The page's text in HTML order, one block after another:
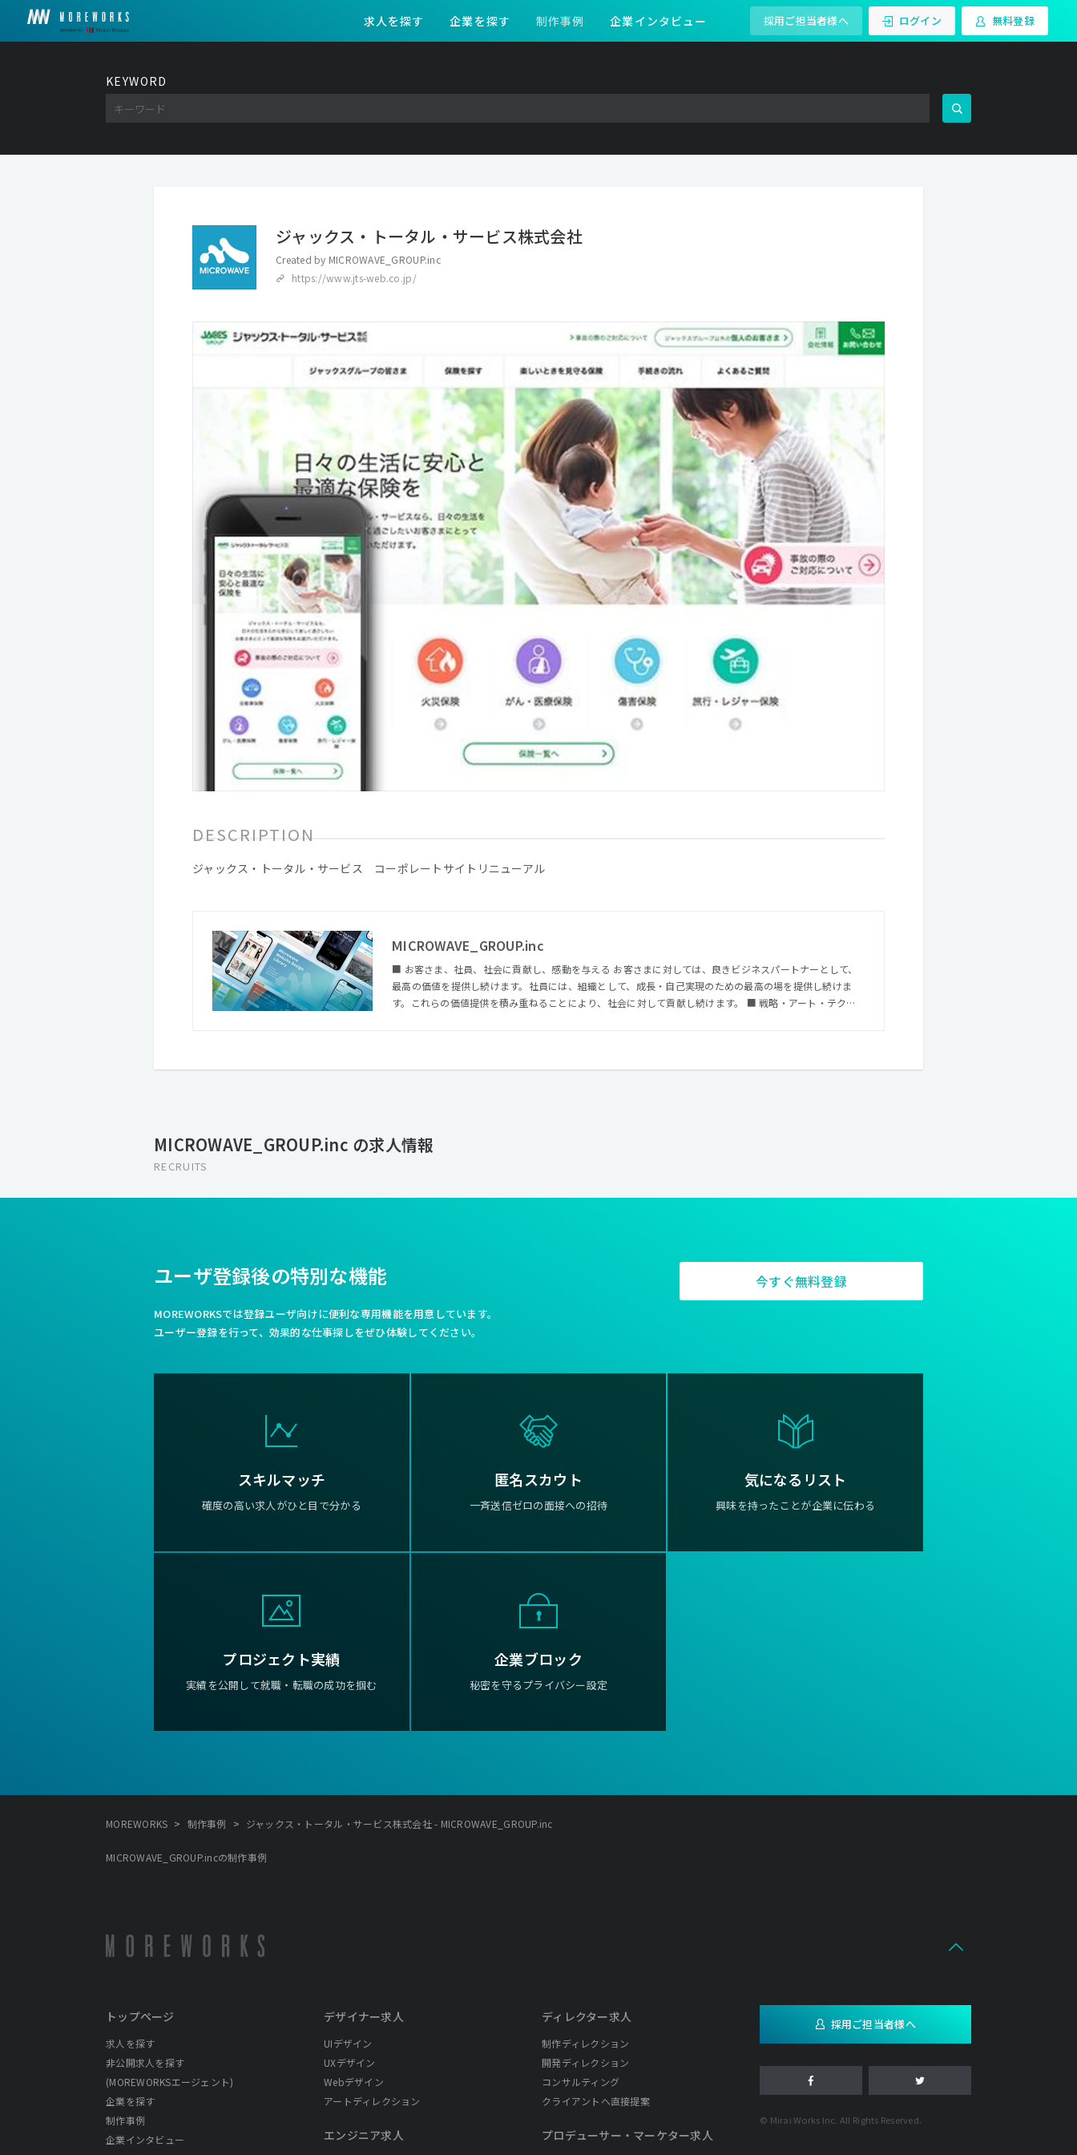
求人を探す 企業を探す 制作事例 企業インタビュー 採用ご担当者様へ ログイン 無料登録
KEYWORD
ジャックス・トータル・サービス株式会社
Created by MICROWAVE_GROUP.inc
https://www.jts-web.co.jp/
DESCRIPTION
ジャックス・トータル・サービス コーポレートサイトリニューアル
MICROWAVE_GROUP.inc
■ お客さま、社員、社会に貢献し、感動を与える お客さまに対しては、良きビジネスパートナーとして、
最高の価値を提供し続けます。社員には、組織として、成長・自己実現のための最高の場を提供し続けま
す。これらの価値提供を積み重ねることにより、社会に対して貢献し続けます。 ■ 戦略・アート・テクノ
い」と言います。それぞれの「矢」の品質を常に研ぎ澄まし、高付加価値なサービスを提供し、豊かな社会
をめざし、組織としての意味を持ち続けていきたいと考えています。今だからできること、これからやりた
いこと。ビジョンのために夢を共有できる仲間づくり。組織でなくてはできないことそれが私たち組織の考
MICROWAVE_GROUP.inc の求人情報
RECRUITS
ユーザ登録後の特別な機能
MOREWORKSでは登録ユーザ向けに便利な専用機能を用意しています。
ユーザー登録を行って、効果的な仕事探しをぜひ体験してください。
今すぐ無料登録
スキルマッチ
確度の高い求人がひと目で分かる
匿名スカウト
一斉送信ゼロの面接への招待
気になるリスト
興味を持ったことが企業に伝わる
プロジェクト実績
実績を公開して就職・転職の成功を掴む
企業ブロック
秘密を守るプライバシー設定
MOREWORKS > 制作事例 > ジャックス・トータル・サービス株式会社 - MICROWAVE_GROUP.inc
MICROWAVE_GROUP.incの制作事例
トップページ
求人を探す
非公開求人を探す
(MOREWORKSエージェント)
企業を探す
制作事例
企業インタビュー
デザイナー求人
UIデザイン
UXデザイン
Webデザイン
アートディレクション
エンジニア求人
ディレクター求人
制作ディレクション
開発ディレクション
コンサルティング
クライアントへ直接提案
プロデューサー・ マーケター求人
採用ご担当者様へ
© Mirai Works Inc. All Rights Reserved.